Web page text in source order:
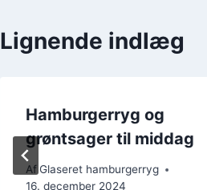
Lignende indlæg
Hamburgerryg og
grøntsager til middag
AfGlaseret hamburgerryg
16. december 2024